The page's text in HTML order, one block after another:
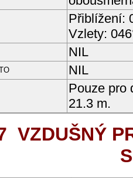
Přiblížení:
Vzlety:
NIL
NIL
Pouze pro
21.3 m.
VZDUŠNÝ